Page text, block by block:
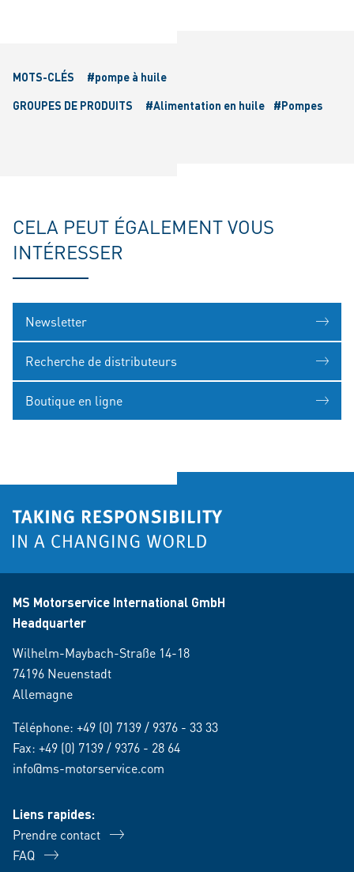
MOTS-CLÉS
#pompe à huile
GROUPES DE PRODUITS
#Alimentation en huile #Pompes
CELA PEUT ÉGALEMENT VOUS
INTÉRESSER
Newsletter
Recherche de distributeurs
Boutique en ligne
MS Motorservice International GmbH
Headquarter
Wilhelm-Maybach-Straße 14-18
74196 Neuenstadt
Allemagne
Téléphone: +49 (0) 7139 / 9376 - 33 33
Fax: +49 (0) 7139 / 9376 - 28 64
info@ms-motorservice.com
Liens rapides:
Prendre contact
FAQ